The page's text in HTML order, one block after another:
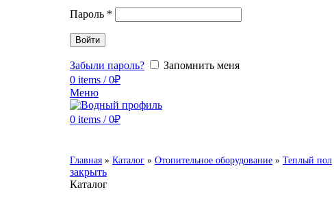
Пароль *
Войти
Забыли пароль?
Запомнить меня
0 items / 0₽
Меню
0 items / 0₽
Главная » Каталог » Отопительное оборудование » Теплый пол
закрыть
Каталог